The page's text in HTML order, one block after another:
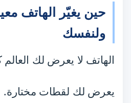
حين يغيّر الهاتف
ولنفسك
الهاتف لا يعرض لك العالم
يعرض لك لقطات مختارة.